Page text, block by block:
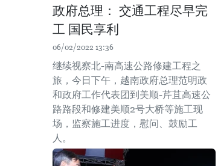
政府总理： 交通工程尽早完
工 国民享利
06/02/2022 13:36
继续视察北-南高速公路修建工程之
旅，今日下午，越南政府总理范明政
和政府工作代表团到美顺-芹苴高速公
路路段和修建美顺2号大桥等施工现
场，监察施工进度，慰问、鼓励工
人。